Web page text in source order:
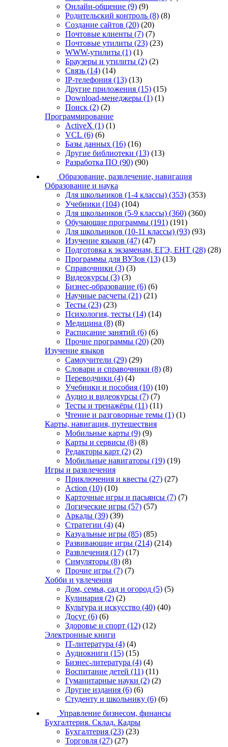
Онлайн-общение (9) (9)
Родительский контроль (8) (8)
Создание сайтов (20) (20)
Почтовые клиенты (7) (7)
Почтовые утилиты (23) (23)
WWW-утилиты (1) (1)
Браузеры и утилиты (2) (2)
Связь (14) (14)
IP-телефония (13) (13)
Другие приложения (15) (15)
Download-менеджеры (1) (1)
Поиск (2) (2)
Программирование
ActiveX (1) (1)
VCL (6) (6)
Базы данных (16) (16)
Другие библиотеки (13) (13)
Разработка ПО (90) (90)
Образование, развлечение, навигация
Образование и наука
Для школьников (1-4 классы) (353) (353)
Учебники (104) (104)
Для школьников (5-9 классы) (360) (360)
Обучающие программы (191) (191)
Для школьников (10-11 классы) (93) (93)
Изучение языков (47) (47)
Подготовка к экзаменам, ЕГЭ, ЕНТ (28) (28)
Программы для ВУЗов (13) (13)
Справочники (3) (3)
Видеокурсы (3) (3)
Бизнес-образование (6) (6)
Научные расчеты (21) (21)
Тесты (23) (23)
Психология, тесты (14) (14)
Медицина (8) (8)
Расписание занятий (6) (6)
Прочие программы (20) (20)
Изучение языков
Самоучители (29) (29)
Словари и справочники (8) (8)
Переводчики (4) (4)
Учебники и пособия (10) (10)
Аудио и видеокурсы (7) (7)
Тесты и тренажёры (11) (11)
Чтение и разговорные темы (1) (1)
Карты, навигация, путешествия
Мобильные карты (9) (9)
Карты и сервисы (8) (8)
Редакторы карт (2) (2)
Мобильные навигаторы (19) (19)
Игры и развлечения
Приключения и квесты (27) (27)
Action (10) (10)
Карточные игры и пасьянсы (7) (7)
Логические игры (57) (57)
Аркады (39) (39)
Стратегии (4) (4)
Казуальные игры (85) (85)
Развивающие игры (214) (214)
Развлечения (17) (17)
Симуляторы (8) (8)
Прочие игры (7) (7)
Хобби и увлечения
Дом, семья, сад и огород (5) (5)
Кулинария (2) (2)
Культура и искусство (40) (40)
Досуг (6) (6)
Здоровье и спорт (12) (12)
Электронные книги
IT-литература (4) (4)
Аудиокниги (15) (15)
Бизнес-литература (4) (4)
Воспитание детей (11) (11)
Гуманитарные науки (2) (2)
Другие издания (6) (6)
Студенту и школьнику (6) (6)
Управление бизнесом, финансы
Бухгалтерия. Склад. Кадры
Бухгалтерия (23) (23)
Торговля (27) (27)